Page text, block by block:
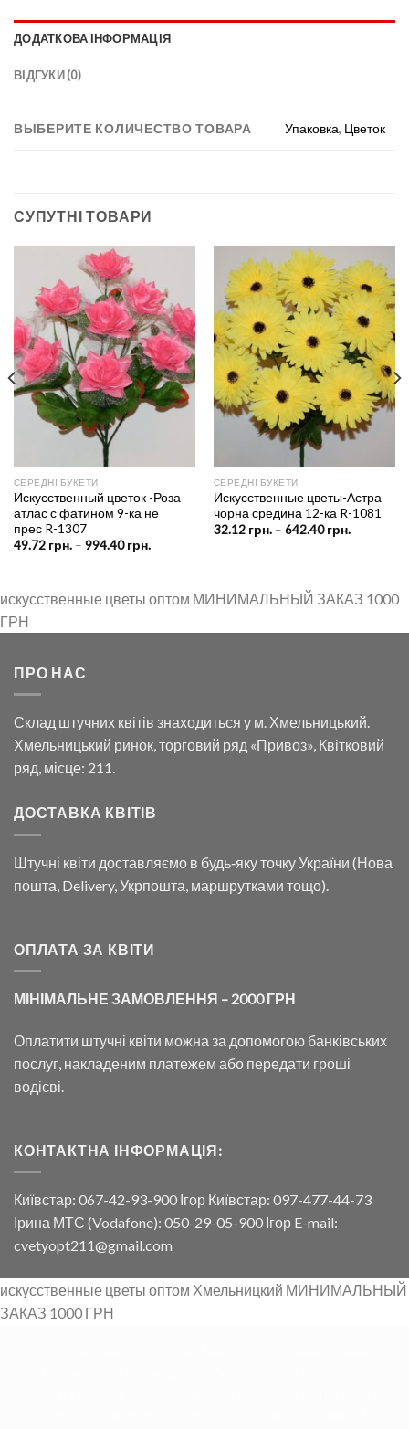
ДОДАТКОВА ІНФОРМАЦІЯ
ВІДГУКИ (0)
ВЫБЕРИТЕ КОЛИЧЕСТВО ТОВАРА Упаковка, Цветок
СУПУТНІ ТОВАРИ
СЕРЕДНІ БУКЕТИ
Искусственный цветок -Роза
атлас с фатином 9-ка не
прес R-1307
49.72 грн. – 994.40грн.Price
994.40 грн.
СЕРЕДНІ БУКЕТИ
Искусственные цветы-Астра
чорна средина 12-ка R-1081
32.12 грн. – 642.40грн.Price
искусственные цветы оптом МИНИМАЛЬНЫЙ ЗАКАЗ 1000
ГРН
ПРО НАС
Склад штучних квітів знаходиться у м. Хмельницький.
Хмельницький ринок, торговий ряд «Привоз», Квітковий
ряд, місце: 211.
ДОСТАВКА КВІТІВ
Штучні квіти доставляємо в будь‑яку точку України (Нова
пошта, Delivery, Укрпошта, маршрутками тощо).
ОПЛАТА ЗА КВІТИ
МІНІМАЛЬНЕ ЗАМОВЛЕННЯ – 2000 ГРН
Оплатити штучні квіти можна за допомогою банківських
послуг, накладеним платежем або передати гроші
водієві.
КОНТАКТНА ІНФОРМАЦІЯ:
Київстар: 067-42-93-900 Ігор Київстар: 097-477-44-73
Ірина МТС (Vodafone): 050-29-05-900 Ігор E-mail:
cvetyopt211@gmail.com
искусственные цветы оптом Хмельницкий МИНИМАЛЬНЫЙ
ЗАКАЗ 1000 ГРН